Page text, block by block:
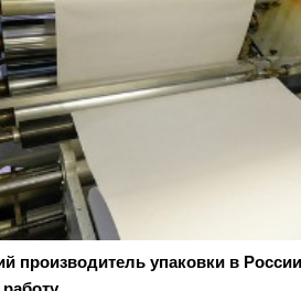
производитель упаковки в России